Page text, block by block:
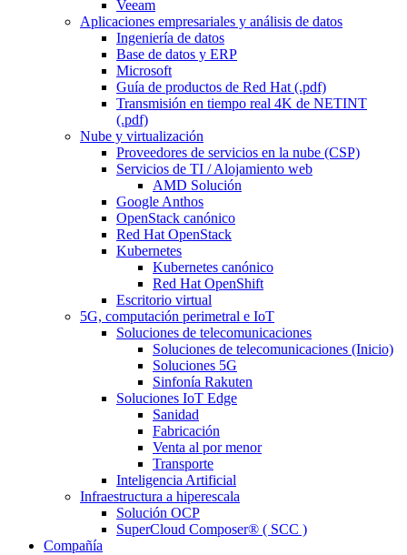
Veeam
Aplicaciones empresariales y análisis de datos
Ingeniería de datos
Base de datos y ERP
Microsoft
Guía de productos de Red Hat (.pdf)
Transmisión en tiempo real 4K de NETINT
(.pdf)
Nube y virtualización
Proveedores de servicios en la nube (CSP)
Servicios de TI / Alojamiento web
AMD Solución
Google Anthos
OpenStack canónico
Red Hat OpenStack
Kubernetes
Kubernetes canónico
Red Hat OpenShift
Escritorio virtual
5G, computación perimetral e IoT
Soluciones de telecomunicaciones
Soluciones de telecomunicaciones (Inicio)
Soluciones 5G
Sinfonía Rakuten
Soluciones IoT Edge
Sanidad
Fabricación
Venta al por menor
Transporte
Inteligencia Artificial
Infraestructura a hiperescala
Solución OCP
SuperCloud Composer® ( SCC )
Compañía